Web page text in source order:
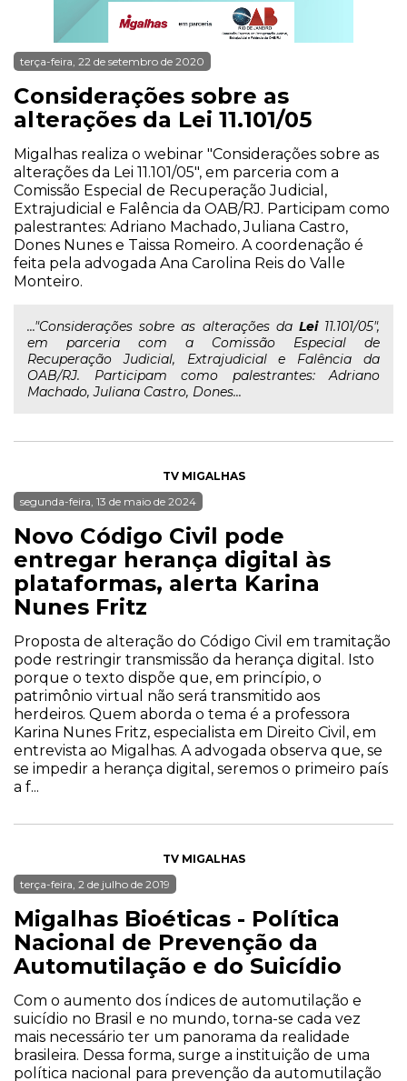
terça-feira, 22 de setembro de 2020
Considerações sobre as
alterações da Lei 11.101/05
Migalhas realiza o webinar "Considerações sobre as
alterações da Lei 11.101/05", em parceria com a
Comissão Especial de Recuperação Judicial,
Extrajudicial e Falência da OAB/RJ. Participam como
palestrantes: Adriano Machado, Juliana Castro,
Dones Nunes e Taissa Romeiro. A coordenação é
feita pela advogada Ana Carolina Reis do Valle
Monteiro.
..."Considerações sobre as alterações da Lei11.101/05",
em parceria com a Comissão Especial de
Recuperação Judicial, Extrajudicial e Falência da
OAB/RJ. Participam como palestrantes: Adriano
Machado, Juliana Castro, Dones...
TV MIGALHAS
segunda-feira, 13 de maio de 2024
Novo Código Civil pode
entregar herança digital às
plataformas, alerta Karina
Nunes Fritz
Proposta de alteração do Código Civil em tramitação
pode restringir transmissão da herança digital. Isto
porque o texto dispõe que, em princípio, o
patrimônio virtual não será transmitido aos
herdeiros. Quem aborda o tema é a professora
Karina Nunes Fritz, especialista em Direito Civil, em
entrevista ao Migalhas. A advogada observa que, se
se impedir a herança digital, seremos o primeiro país
a f...
TV MIGALHAS
terça-feira, 2 de julho de 2019
Migalhas Bioéticas - Política
Nacional de Prevenção da
Automutilação e do Suicídio
Com o aumento dos índices de automutilação e
suicídio no Brasil e no mundo, torna-se cada vez
mais necessário ter um panorama da realidade
brasileira. Dessa forma, surge a instituição de uma
política nacional para prevenção da automutilação